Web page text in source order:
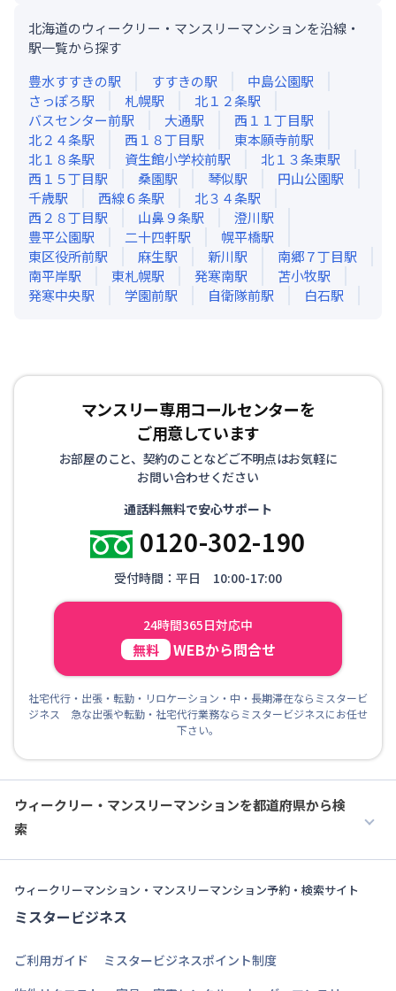
北海道のウィークリー・マンスリーマンションを沿線・
駅一覧から探す
豊水すすきの駅 すすきの駅 中島公園駅
さっぽろ駅 札幌駅 北１２条駅
バスセンター前駅 大通駅 西１１丁目駅
北２４条駅 西１８丁目駅 東本願寺前駅
北１８条駅 資生館小学校前駅 北１３条東駅
西１５丁目駅 桑園駅 琴似駅 円山公園駅
千歳駅 西線６条駅 北３４条駅
西２８丁目駅 山鼻９条駅 澄川駅
豊平公園駅 二十四軒駅 幌平橋駅
東区役所前駅 麻生駅 新川駅 南郷７丁目駅
南平岸駅 東札幌駅 発寒南駅 苫小牧駅
発寒中央駅 学園前駅 自衛隊前駅 白石駅
マンスリー専用コールセンターを
ご用意しています
お部屋のこと、契約のことなどご不明点はお気軽に
お問い合わせください
通話料無料で安心サポート
0120-302-190
受付時間：平日 10:00-17:00
24時間365日対応中
無料 WEBから問合せ
社宅代行・出張・転勤・リロケーション・中・長期滞在ならミスタービ
ジネス 急な出張や転勤・社宅代行業務ならミスタービジネスにお任せ
下さい。
ウィークリー・マンスリーマンションを都道府県から検
索
ウィークリーマンション・マンスリーマンション予約・検索サイト
ミスタービジネス
ご利用ガイド
ミスタービジネスポイント制度